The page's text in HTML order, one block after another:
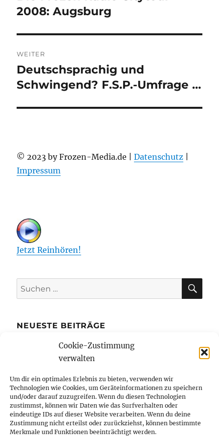
Cookie-Zustimmung
verwalten
Um dir ein optimales Erlebnis zu bieten, verwenden wir
Technologien wie Cookies, um Geräteinformationen zu speichern
und/oder darauf zuzugreifen. Wenn du diesen Technologien
zustimmst, können wir Daten wie das Surfverhalten oder
eindeutige IDs auf dieser Website verarbeiten. Wenn du deine
Zustimmung nicht erteilst oder zurückziehst, können bestimmte
Merkmale und Funktionen beeinträchtigt werden.
Beitrag:
2008: Augsburg
WEITER
Nächster
Beitrag:
Deutschsprachig und
Schwingend? F.S.P.-Umfrage …
© 2023 by Frozen-Media.de |Datenschutz
Impressum
Jetzt Reinhören!
Suchen
nach:
NEUESTE BEITRÄGE
Die Kreditkarte mit Ratenzahlung bietet
Bibi Blocksberg und Benjamin Blümchen
erstmals in Braille-Schrift erhältlich
Wie kleine Unternehmer von Büros in der
Innenstadt profitieren
Tanzen hält jung – aber wieso eigentlich?